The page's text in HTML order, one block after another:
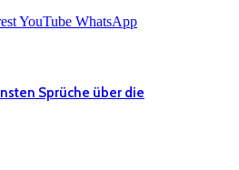
YouTube WhatsApp
Sprüche über die